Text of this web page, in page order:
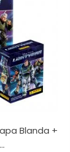
Blanda +